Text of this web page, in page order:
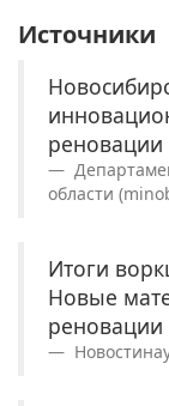
Источники
реновации
области
Итоги
Новые